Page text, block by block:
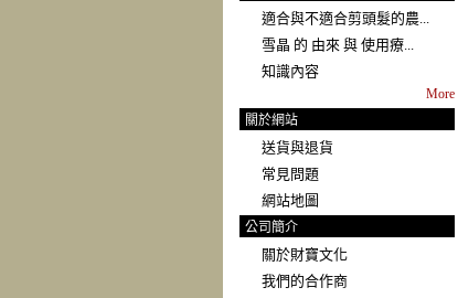
適合與不適合剪頭髮的農...
雪晶 的 由來 與 使用療...
知識內容
More
關於網站
送貨與退貨
常見問題
網站地圖
公司簡介
關於財寶文化
我們的合作商